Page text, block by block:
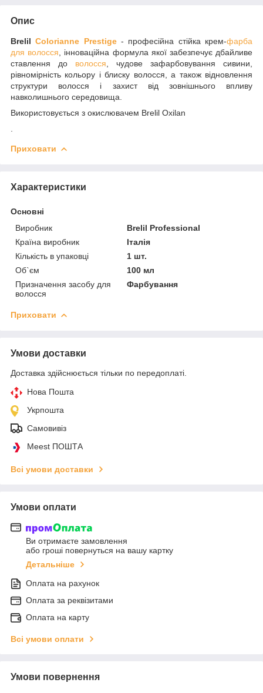
Опис
BrelilColorianne Prestige- професійна стійка крем-фарба
для волосся , інноваційна формула якої забезпечує дбайливе
ставлення до волосся , чудове зафарбовування сивини,
рівномірність кольору і блиску волосся, а також відновлення
структури волосся і захист від зовнішнього впливу
навколишнього середовища.
Використовується з окислювачем Brelil Oxilan
Приховати
Характеристики
Основні
Виробник
Brelil Professional
Країна виробник
Італія
Кількість в упаковці
1 шт.
Об`єм
100 мл
Призначення засобу для
волосся
Фарбування
Приховати
Умови доставки
Доставка здійснюється тільки по передоплаті.
Нова Пошта
Укрпошта
Самовивіз
Meest ПОШТА
Всі умови доставки
Умови оплати
Ви отримаєте замовлення
або гроші повернуться на вашу картку
Детальніше
Оплата на рахунок
Оплата за реквізитами
Оплата на карту
Всі умови оплати
Умови повернення